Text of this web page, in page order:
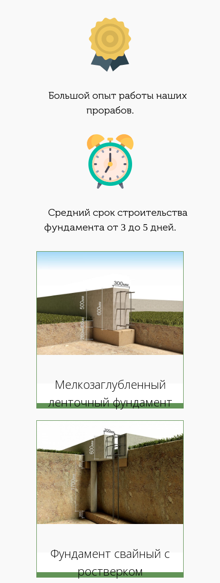
Большой опыт работы наших
прорабов.
Средний срок строительства
фундамента от 3 до 5 дней.
Мелкозаглубленный
ленточный фундамент
Фундамент свайный с
ростверком